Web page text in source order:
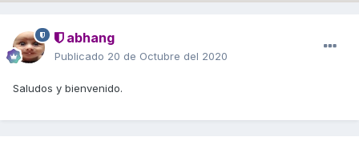
abhang
Publicado 20 de Octubre del 2020
Saludos y bienvenido.